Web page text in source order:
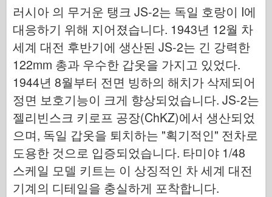
E.T. 모델
미세 금형
용맹의 힘
프리울모델
하세가와
헬러
취미 보스
IBG 모델
Icm
Italeri
러시아 의 무거운 탱크 JS-2는 독일 호랑이 I에
대응하기 위해 지어졌습니다. 1943년 12월 차
세계 대전 후반기에 생산된 JS-2는 긴 강력한
122mm 총과 우수한 갑옷을 가지고 있었다.
1944년 8월부터 전면 빙하의 해치가 삭제되어
정면 보호기능이 크게 향상되었습니다. JS-2는
젤리빈스크 키로프 공장(ChKZ)에서 생산되었
으며, 독일 갑옷을 퇴치하는 "획기적인" 전차로
도용한 것으로 입증되었습니다. 타미야 1/48
스케일 모델 키트는 이 상징적인 차 세계 대전
기계의 디테일을 충실하게 포착합니다.